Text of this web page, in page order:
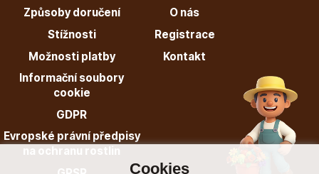
Cookies
Poradíme Vám?
Způsoby doručení
Stížnosti
Možnosti platby
Informační soubory
cookie
GDPR
Evropské právní předpisy
na ochranu rostlin
O nás
Registrace
Kontakt